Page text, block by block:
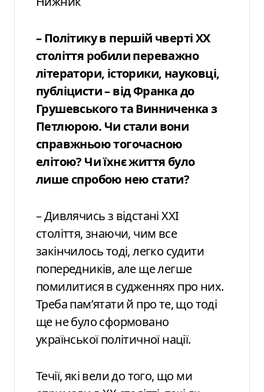
– Політику в першій чверті XX
століття робили переважно
літератори, історики, науковці,
публіцисти – від Франка до
Грушевського та Винниченка з
Петлюрою. Чи стали вони
справжньою тогочасною
елітою? Чи їхнє життя було
лише спробою нею стати?
– Дивлячись з відстані XXI
століття, знаючи, чим все
закінчилось тоді, легко судити
попередників, але ще легше
помилитися в судженнях про них.
Треба пам’ятати й про те, що тоді
ще не було сформовано
української політичної нації.
Течії, які вели до того, що ми